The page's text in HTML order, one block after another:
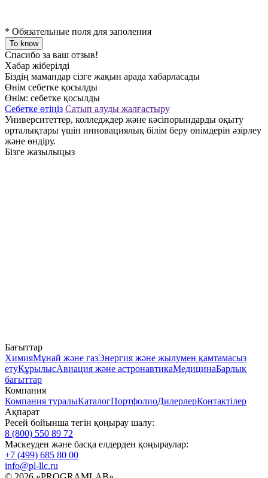
* Обязательные поля для заполения
To know
Спасибо за ваш отзыв!
Хабар жіберілді
Біздің мамандар сізге жақын арада хабарласады
Өнім себетке қосылды
Өнім: себетке қосылды
Себетке өтіңіз Сатып алуды жалғастыру
Университеттер, колледждер және кәсіпорындарды оқыту
орталықтары үшін инновациялық білім беру өнімдерін әзірлеу
және өндіру.
Бізге жазылыңыз
Бағыттар
ХимияМұнай және газЭнергия және жылумен қамтамасыз
етуҚұрылысАвиация және астронавтикаМедицинаБарлық
бағыттар
Компания
Компания туралыКаталогПортфолиоДилерлерКонтактілер
Ақпарат
Ресей бойынша тегін қоңырау шалу:
8 (800) 550 89 72
Мәскеуден және басқа елдерден қоңыраулар:
+7 (499) 685 80 00
info@pl-llc.ru